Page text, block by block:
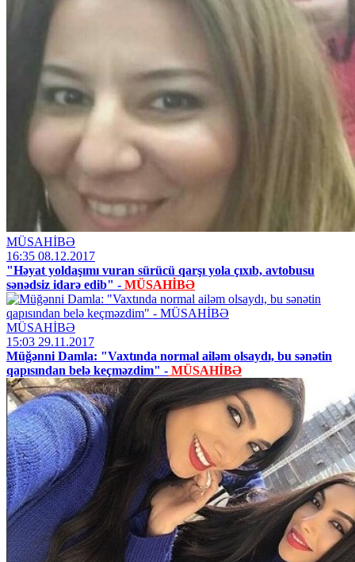
MÜSAHİBƏ
16:35 08.12.2017
"Həyat yoldaşımı vuran sürücü qarşı yola çıxıb, avtobusu
sənədsiz idarə edib" - MÜSAHİBƏ
MÜSAHİBƏ
15:03 29.11.2017
Müğənni Damla: "Vaxtında normal ailəm olsaydı, bu sənətin
qapısından belə keçməzdim" - MÜSAHİBƏ